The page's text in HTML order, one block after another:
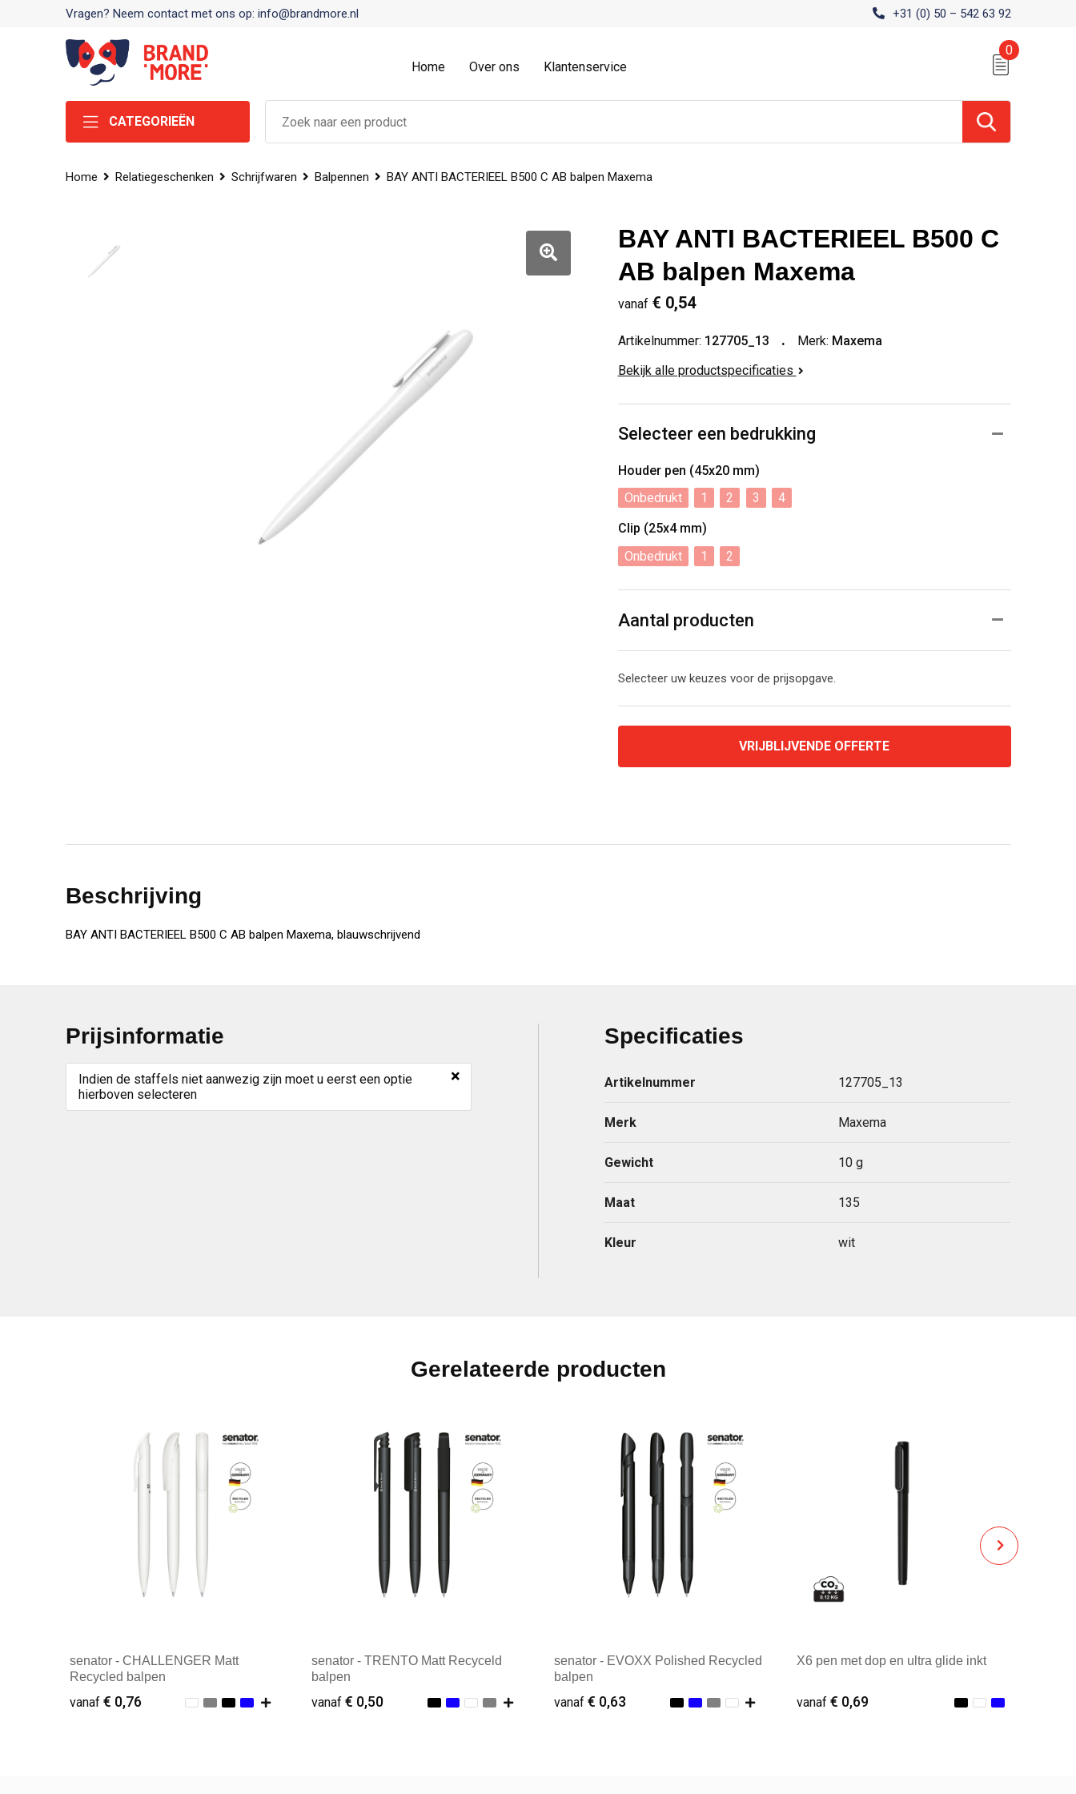
Vragen? Neem contact met ons op: info@brandmore.nl +31 (0) 50 – 542 63 92
Home Over ons Klantenservice
0
CATEGORIEËN
Home Relatiegeschenken Schrijfwaren Balpennen BAY ANTI BACTERIEEL B500 C AB balpen Maxema
BAY ANTI BACTERIEEL B500 C
AB balpen Maxema
vanaf € 0,54
Artikelnummer: 127705_13 Merk: Maxema
Bekijk alle productspecificaties
Selecteer een bedrukking
Houder pen (45x20 mm)
Onbedrukt
1 2 3
4
Clip (25x4 mm)
Onbedrukt
1 2
Aantal producten
Selecteer uw keuzes voor de prijsopgave.
VRIJBLIJVENDE OFFERTE
Beschrijving
BAY ANTI BACTERIEEL B500 C AB balpen Maxema, blauwschrijvend
Prijsinformatie
Indien de staffels niet aanwezig zijn moet u eerst een optie
hierboven selecteren
×
Specificaties
Artikelnummer 127705_13
Merk Maxema
Gewicht 10 g
Maat 135
Kleur wit
Gerelateerde producten
senator - CHALLENGER Matt
Recycled balpen
vanaf € 0,76
senator - TRENTO Matt Recyceld
balpen
vanaf€ 0,50
senator - EVOXX Polished Recycled
balpen
vanaf € 0,63
X6 pen met dop en ultra glide inkt
vanaf € 0,69